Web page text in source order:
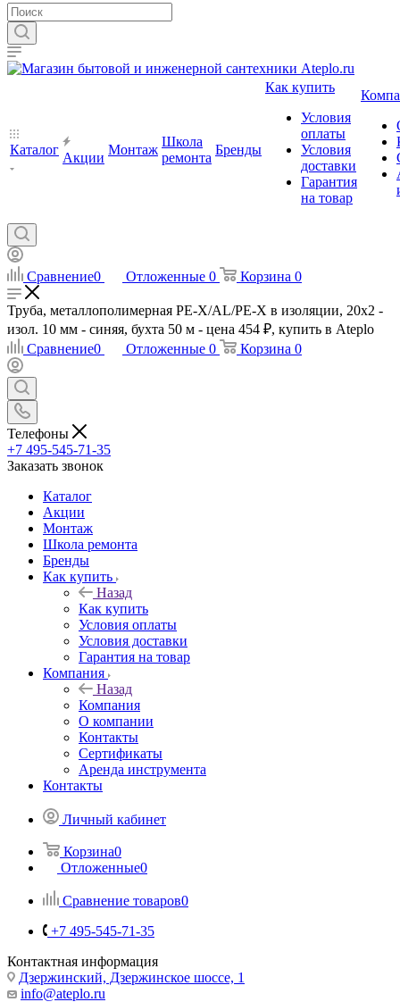
Каталог
Акции
Монтаж
Школа
ремонта
Бренды
Как купить
Условия
оплаты
Условия
доставки
Гарантия
на товар
Сравнение0 Отложенные 0 Корзина 0
Труба, металлополимерная PE-X/AL/PE-X в изоляции, 20x2 -
изол. 10 мм - синяя, бухта 50 м - цена 454 ₽, купить в Ateplo
Сравнение0 Отложенные 0 Корзина 0
Телефоны
+7 495-545-71-35
Заказать звонок
Каталог
Акции
Монтаж
Школа ремонта
Бренды
Как купить
Назад
Как купить
Условия оплаты
Условия доставки
Гарантия на товар
Компания
Назад
Компания
О компании
Контакты
Сертификаты
Аренда инструмента
Контакты
Личный кабинет
Корзина0
Отложенные0
Сравнение товаров0
+7 495-545-71-35
Контактная информация
Дзержинский, Дзержинское шоссе, 1
info@ateplo.ru